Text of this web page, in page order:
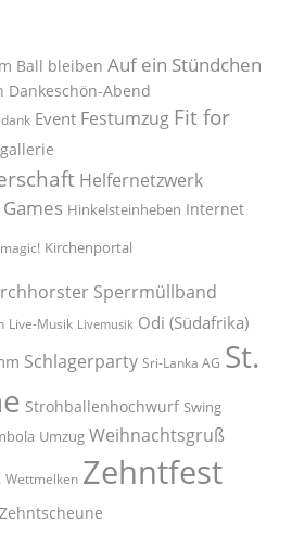
Ball bleiben Auf ein Stündchen
Dankeschön-Abend
Event Festumzug Fit for
Helfernetzwerk
Hinkelsteinheben Internet
Kirchenportal
Sperrmüllband
Live-Musik Livemusik Odi (Südafrika)
Schlagerparty Sri-Lanka AG St.
Strohballenhochwurf Swing
Umzug Weihnachtsgruß
Wettmelken Zehntfest
Zehntscheune